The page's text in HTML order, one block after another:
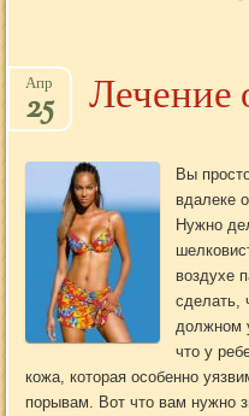
Апр
25
Вы
вдалеке
Нужно
воздухе
сделать,
должном
что у
кожа, которая особенно
порывам. Вот что вам нужно